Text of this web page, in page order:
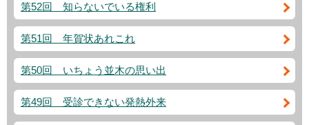
第52回 知らないでいる権利
第51回 年賀状あれこれ
第50回 いちょう並木の思い出
第49回 受診できない発熱外来